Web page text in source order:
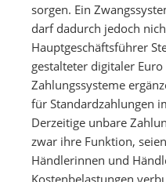
sorgen. Ein
darf dadurch jedoch
Hauptgeschäftsführer
gestalteter digitaler
Zahlungssysteme
für Standardzahlungen
Derzeitige unbare
zwar ihre Funktion,
Händlerinnen und
Kostenbelastungen